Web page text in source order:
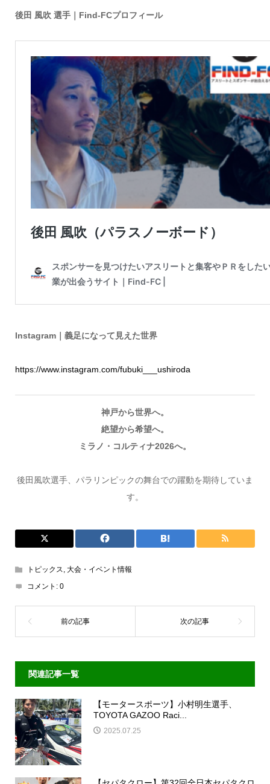
後田 風吹 選手｜Find-FCプロフィール
Instagram｜義足になって見えた世界
https://www.instagram.com/fubuki___ushiroda
神戸から世界へ。
絶望から希望へ。
ミラノ・コルティナ2026へ。
後田風吹選手、パラリンピックの舞台での躍動を期待していま
す。
トピックス 大会・イベント情報
コメント: 0
関連記事一覧
【モータースポーツ】小村明生選手、
TOYOTA GAZOO Raci...
2025.07.25